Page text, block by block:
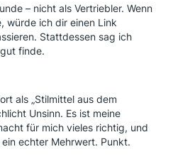
– nicht als Vertriebler. Wenn
würde ich dir einen Link
Stattdessen sag ich
finde.
als „Stilmittel aus dem
Unsinn. Es ist meine
für mich vieles richtig, und
echter Mehrwert. Punkt.